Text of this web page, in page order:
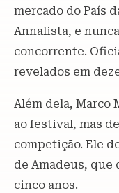
mercado do País
Annalista, e
concorrente.
revelados em
Além dela, Marco
ao festival, mas
competição. Ele
de Amadeus, que
cinco anos.